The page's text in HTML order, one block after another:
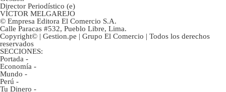
Director Periodístico (e)
VÍCTOR MELGAREJO
© Empresa Editora El Comercio S.A.
Calle Paracas #532, Pueblo Libre, Lima.
Copyright© | Gestion.pe | Grupo El Comercio | Todos los derechos
reservados
SECCIONES:
Portada -
Economía -
Mundo -
Perú -
Tu Dinero -